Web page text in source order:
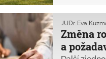
Změna
a
JUDr. Eva